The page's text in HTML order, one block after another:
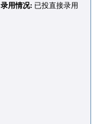
录用情况: 已投直接录用